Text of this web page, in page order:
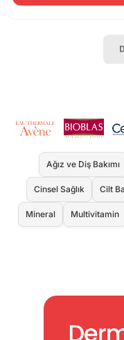
Ağız ve Diş Bakımı
Cinsel Sağlık Cilt
Mineral Multivitamin